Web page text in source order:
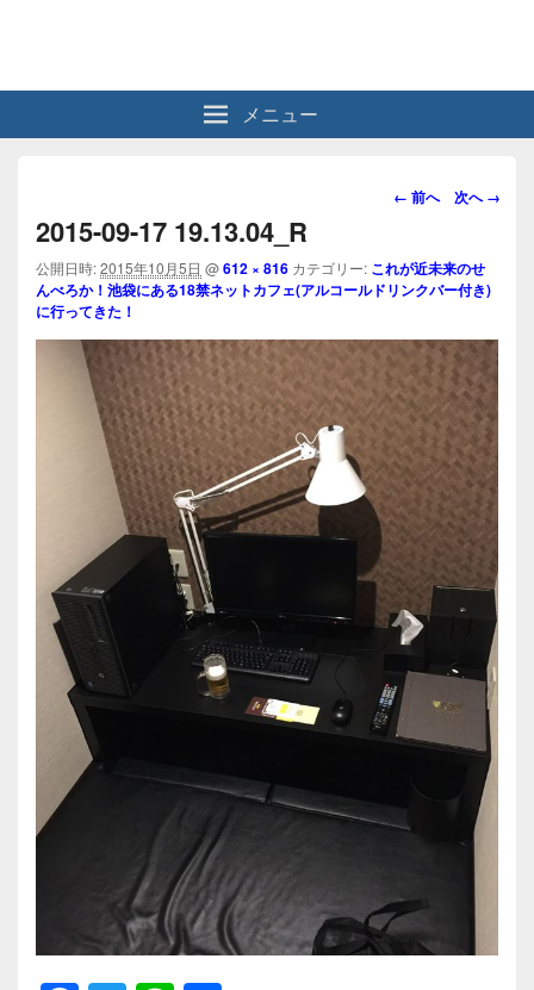
メニュー
画
ビ
ゲ
シ
ョ
ン
← 前へ 次へ →
2015-09-17 19.13.04_R
公開日時:2015年10月5日 @612 × 816 カテゴリー: これが近未来のせ
んべろか！池袋にある18禁ネットカフェ(アルコールドリンクバー付き)
に行ってきた！